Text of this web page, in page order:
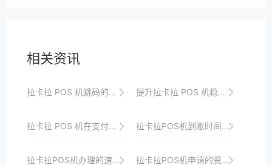
相关资讯
拉卡拉 POS 机跳码的原因 提升拉卡拉 POS 机稳定性的策略
拉卡拉 POS 机在支付安全与便捷性上的平衡 拉卡拉POS机到账时间常见问题解答，助你轻松收款
拉卡拉POS机办理的速度提升对个人和公司业务发展的影响 拉卡拉POS机申请的资质要求